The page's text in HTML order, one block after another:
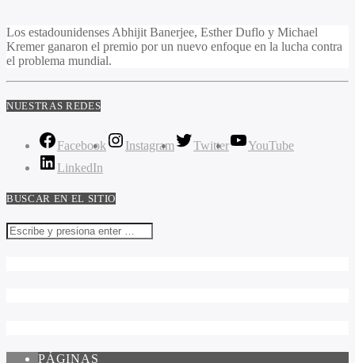
Los estadounidenses Abhijit Banerjee, Esther Duflo y Michael
Kremer ganaron el premio por un nuevo enfoque en la lucha contra
el problema mundial.
NUESTRAS REDES
Facebook Instagram Twitter
YouTube
LinkedIn
BUSCAR EN EL SITIO
PÁGINAS